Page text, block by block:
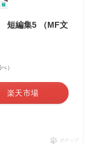
短編集5 （MF文
）
楽天市場
ポチップ